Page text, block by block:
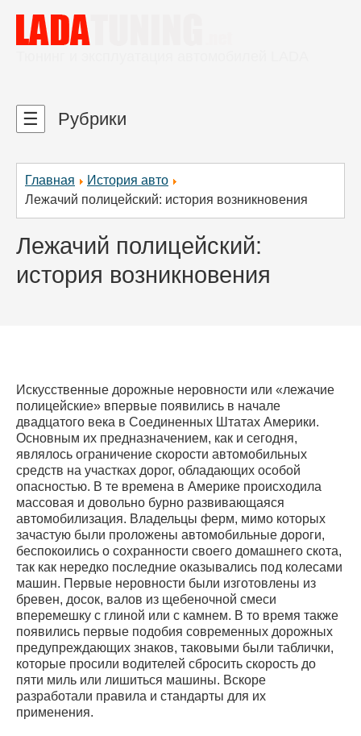
Главная
История авто
Лежачий полицейский: история возникновения
Лежачий полицейский:
история возникновения
Искусственные дорожные неровности или «лежачие
полицейские» впервые появились в начале
двадцатого века в Соединенных Штатах Америки.
Основным их предназначением, как и сегодня,
являлось ограничение скорости автомобильных
средств на участках дорог, обладающих особой
опасностью. В те времена в Америке происходила
массовая и довольно бурно развивающаяся
автомобилизация. Владельцы ферм, мимо которых
зачастую были проложены автомобильные дороги,
беспокоились о сохранности своего домашнего скота,
так как нередко последние оказывались под колесами
машин. Первые неровности были изготовлены из
бревен, досок, валов из щебеночной смеси
вперемешку с глиной или с камнем. В то время также
появились первые подобия современных дорожных
предупреждающих знаков, таковыми были таблички,
которые просили водителей сбросить скорость до
пяти миль или лишиться машины. Вскоре
разработали правила и стандарты для их
применения.
☰ Рубрики